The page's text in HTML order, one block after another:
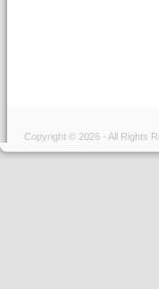
Copyright © 2026 - All Rights